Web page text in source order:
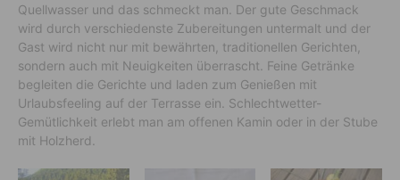
Quellwasser und das schmeckt man. Der gute Geschmack
wird durch verschiedenste Zubereitungen untermalt und der
Gast wird nicht nur mit bewährten, traditionellen Gerichten,
sondern auch mit Neuigkeiten überrascht. Feine Getränke
begleiten die Gerichte und laden zum Genießen mit
Urlaubsfeeling auf der Terrasse ein. Schlechtwetter-
Gemütlichkeit erlebt man am offenen Kamin oder in der Stube
mit Holzherd.